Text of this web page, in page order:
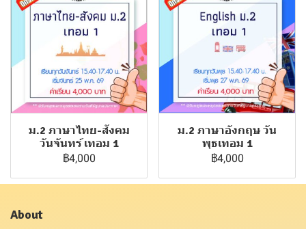
ม.2 ภาษาไทย-สังคม
วันจันทร์ เทอม 1
฿4,000
ม.2 ภาษาอังกฤษ วัน
พุธเทอม 1
฿4,000
About